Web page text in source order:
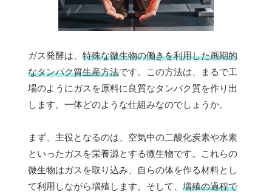
ガス発酵は、 特殊な微生物の働きを利用した画期的
なタンパク質生産方法です。この方法は、まるで工
場のようにガスを原料に良質なタンパク質を作り出
します。一体どのような仕組みなのでしょうか。
まず、主役となるのは、空気中の二酸化炭素や水素
といったガスを栄養源とする微生物です。これらの
微生物はガスを取り込み、自らの体を作る材料とし
て利用しながら増殖します。そして、 増殖の過程で